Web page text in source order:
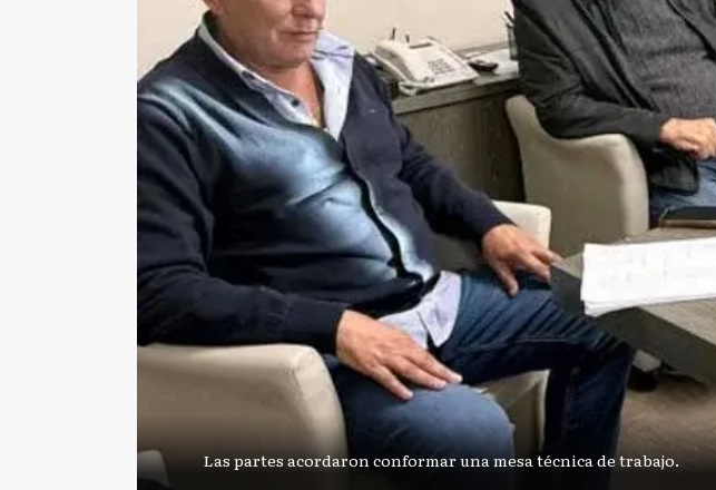
Las partes acordaron conformar una mesa técnica de trabajo.